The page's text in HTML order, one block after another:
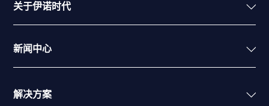
关于伊诺时代
新闻中心
解决方案